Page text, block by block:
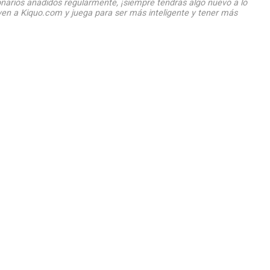
añadidos regularmente, ¡siempre tendrás algo nuevo a lo
a Kiquo.com y juega para ser más inteligente y tener más